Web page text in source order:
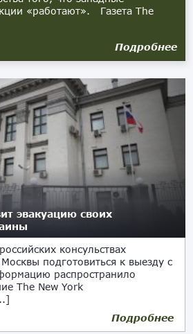
«работают». Газета The
Подробнее
эвакуацию своих
консульствах
подготовиться к выезду с
распространило
The New York
Подробнее